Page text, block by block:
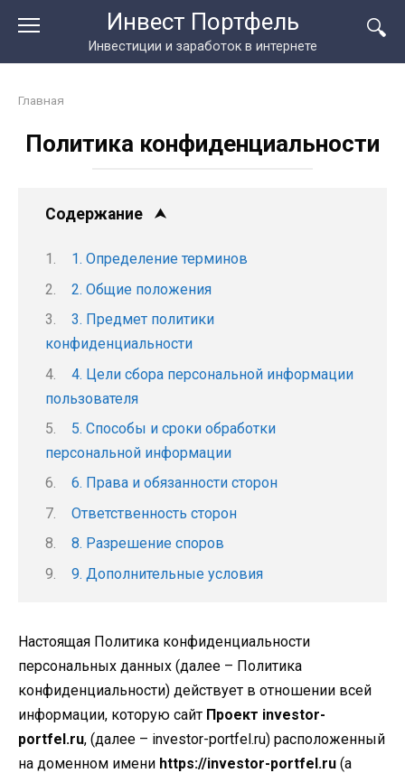
Инвест Портфель
Инвестиции и заработок в интернете
Главная
Политика конфиденциальности
Содержание
1. Определение терминов
2. Общие положения
3. Предмет политики
конфиденциальности
4. Цели сбора персональной информации
пользователя
5. Способы и сроки обработки
персональной информации
6. Права и обязанности сторон
Ответственность сторон
8. Разрешение споров
9. Дополнительные условия
Настоящая Политика конфиденциальности
персональных данных (далее – Политика
конфиденциальности) действует в отношении всей
информации, которую сайт Проект investor-
portfel.ru, (далее – investor-portfel.ru) расположенный
на доменном имени https://investor-portfel.ru (а